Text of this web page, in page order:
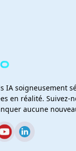
IA soigneusement
en réalité. Suivez-
aucune